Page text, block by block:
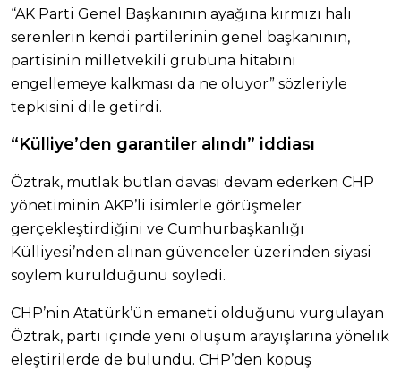
“AK Parti Genel Başkanının ayağına kırmızı halı
serenlerin kendi partilerinin genel başkanının,
partisinin milletvekili grubuna hitabını
engellemeye kalkması da ne oluyor” sözleriyle
tepkisini dile getirdi.
“Külliye’den garantiler alındı” iddiası
Öztrak, mutlak butlan davası devam ederken CHP
yönetiminin AKP’li isimlerle görüşmeler
gerçekleştirdiğini ve Cumhurbaşkanlığı
Külliyesi’nden alınan güvenceler üzerinden siyasi
söylem kurulduğunu söyledi.
CHP’nin Atatürk’ün emaneti olduğunu vurgulayan
Öztrak, parti içinde yeni oluşum arayışlarına yönelik
eleştirilerde de bulundu. CHP’den kopuş